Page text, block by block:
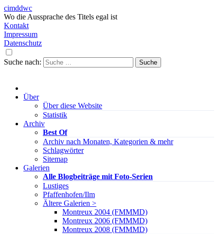
cimddwc
Wo die Aussprache des Titels egal ist
Kontakt
Impressum
Datenschutz
Suche nach:
Über
Über diese Website
Statistik
Archiv
Best Of
Archiv nach Monaten, Kategorien & mehr
Schlagwörter
Sitemap
Galerien
Alle Blogbeiträge mit Foto-Serien
Lustiges
Pfaffenhofen/Ilm
Ältere Galerien >
Montreux 2004 (FMMMD)
Montreux 2006 (FMMMD)
Montreux 2008 (FMMMD)